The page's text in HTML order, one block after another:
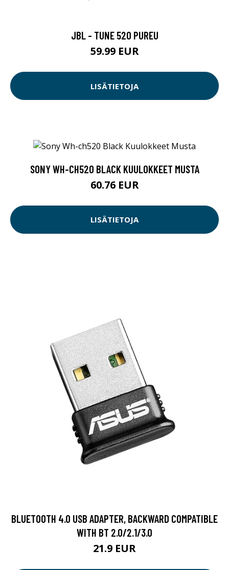
JBL - TUNE 520 PUREU
59.99 EUR
LISÄTIETOJA
SONY WH-CH520 BLACK KUULOKKEET MUSTA
60.76 EUR
LISÄTIETOJA
BLUETOOTH 4.0 USB ADAPTER, BACKWARD COMPATIBLE
WITH BT 2.0/2.1/3.0
21.9 EUR